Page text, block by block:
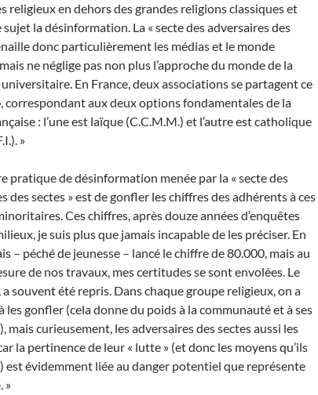
religieux en dehors des grandes religions classiques et
sujet la désinformation. La « secte des adversaires des
donc particulièrement les médias et le monde
ne néglige pas non plus l’approche du monde de la
En France, deux associations se partagent ce
correspondant aux deux options fondamentales de la
: l’une est laïque (C.C.M.M.) et l’autre est catholique
»
pratique de désinformation menée par la « secte des
des sectes » est de gonfler les chiffres des adhérents à ces
Ces chiffres, après douze années d’enquêtes
je suis plus que jamais incapable de les préciser. En
– péché de jeunesse – lancé le chiffre de 80.000, mais au
de nos travaux, mes certitudes se sont envolées. Le
souvent été repris. Dans chaque groupe religieux, on a
les gonfler (cela donne du poids à la communauté et à ses
mais curieusement, les adversaires des sectes aussi les
la pertinence de leur « lutte » (et donc les moyens qu’ils
est évidemment liée au danger potentiel que représente
»